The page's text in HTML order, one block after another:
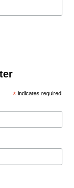
* indicates required